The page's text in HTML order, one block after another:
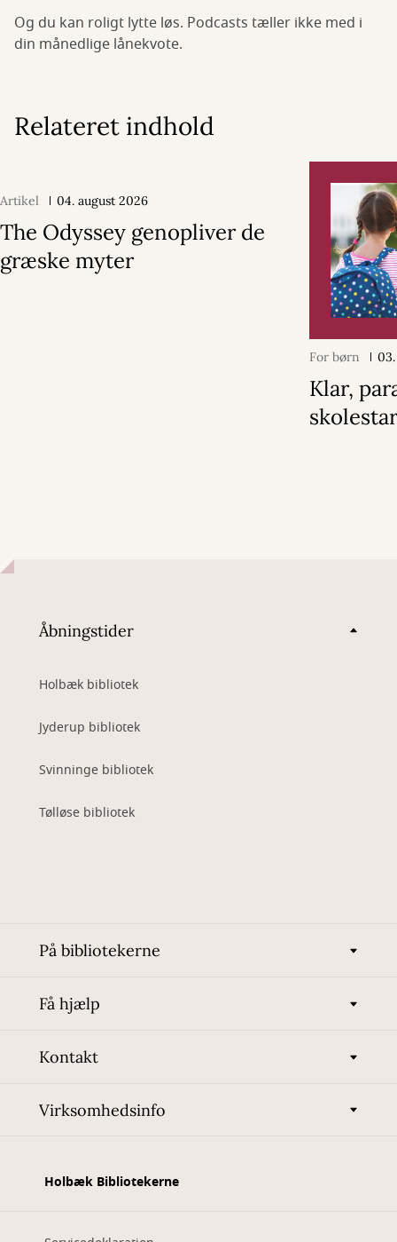
Og du kan roligt lytte løs. Podcasts tæller ikke med i
din månedlige lånekvote.
Relateret indhold
Artikel 04. august 2026
The Odyssey genopliver de
græske myter
For børn
Klar,
Åbningstider
Holbæk bibliotek
Jyderup bibliotek
Svinninge bibliotek
Tølløse bibliotek
På bibliotekerne
Få hjælp
Kontakt
Virksomhedsinfo
Holbæk Bibliotekerne